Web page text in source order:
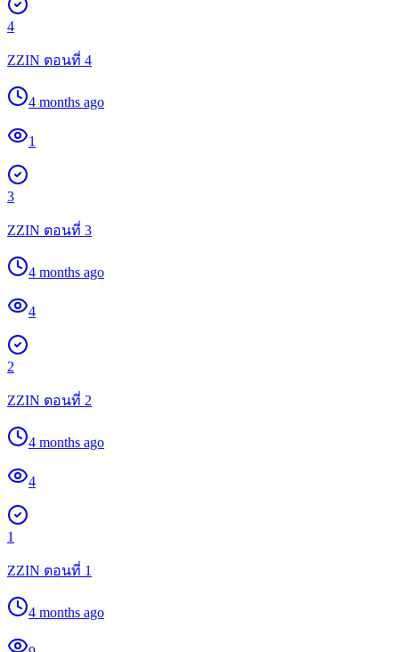
4
ZZIN ตอนที่ 4
4 months ago
1
3
ZZIN ตอนที่ 3
4 months ago
4
2
ZZIN ตอนที่ 2
4 months ago
4
1
ZZIN ตอนที่ 1
4 months ago